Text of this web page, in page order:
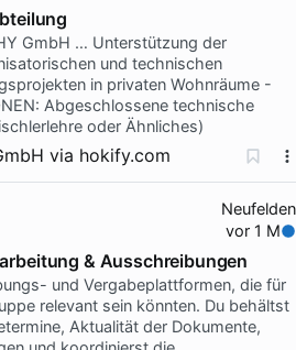
GmbH … Unterstützung der
und technischen
in privaten Wohnräume -
Abgeschlossene technische
oder Ähnliches)
via hokify.com
Neufelden
vor 1 M
& Ausschreibungen
und Vergabeplattformen, die für
relevant sein könnten. Du behältst
Aktualität der Dokumente,